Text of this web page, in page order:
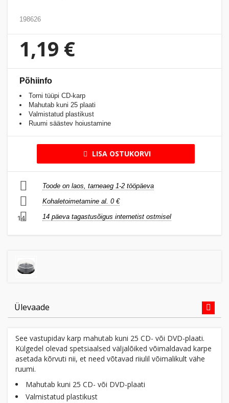
198626
1,19 €
Põhiinfo
Torni tüüpi CD-karp
Mahutab kuni 25 plaati
Valmistatud plastikust
Ruumi säästev hoiustamine
LISA OSTUKORVI
Toode on laos, tarneaeg 1-2 tööpäeva
Kohaletoimetamine al. 0 €
14 14 päeva tagastusõigus internetist ostmisel
Ülevaade
See vastupidav karp mahutab kuni 25 CD- või DVD-plaati.
Külgedel olevad spetsiaalsed väljalõiked võimaldavad karpe
asetada kõrvuti nii, et need võtavad riiulil võimalikult vähe
ruumi.
Mahutab kuni 25 CD- või DVD-plaati
Valmistatud plastikust
hobi
Mänguasjad